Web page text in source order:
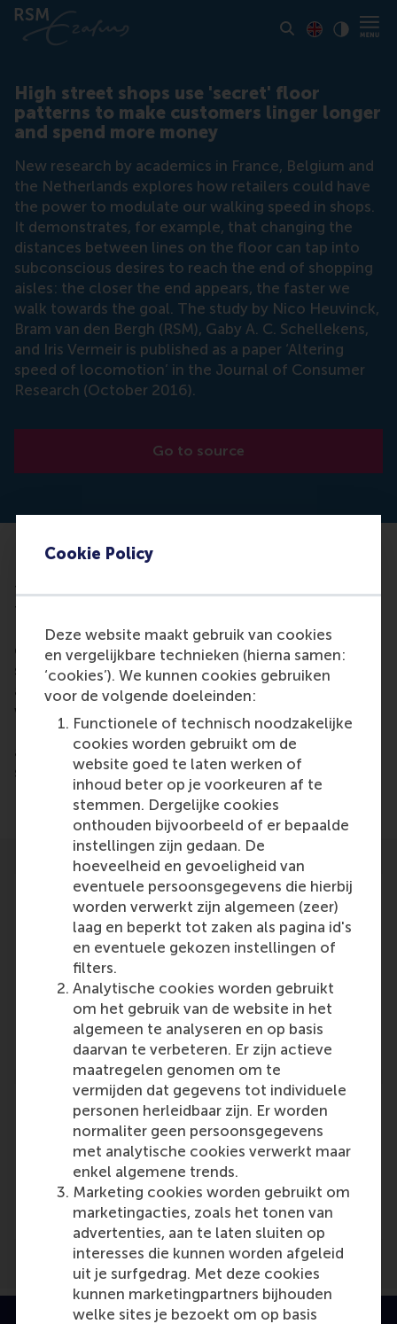
Cookie Policy
Deze website maakt gebruik van cookies
en vergelijkbare technieken (hierna samen:
‘cookies’). We kunnen cookies gebruiken
voor de volgende doeleinden:
Functionele of technisch noodzakelijke
cookies worden gebruikt om de
website goed te laten werken of
inhoud beter op je voorkeuren af te
stemmen. Dergelijke cookies
onthouden bijvoorbeeld of er bepaalde
instellingen zijn gedaan. De
hoeveelheid en gevoeligheid van
eventuele persoonsgegevens die hierbij
worden verwerkt zijn algemeen (zeer)
laag en beperkt tot zaken als pagina id's
en eventuele gekozen instellingen of
filters.
Analytische cookies worden gebruikt
om het gebruik van de website in het
algemeen te analyseren en op basis
daarvan te verbeteren. Er zijn actieve
maatregelen genomen om te
vermijden dat gegevens tot individuele
personen herleidbaar zijn. Er worden
normaliter geen persoonsgegevens
met analytische cookies verwerkt maar
enkel algemene trends.
Marketing cookies worden gebruikt om
marketingacties, zoals het tonen van
advertenties, aan te laten sluiten op
interesses die kunnen worden afgeleid
uit je surfgedrag. Met deze cookies
kunnen marketingpartners bijhouden
welke sites je bezoekt om op basis
High street shops use 'secret' floor
patterns to make customers linger longer
and spend more money
New research by academics in France, Belgium and
the Netherlands explores how retailers could have
the power to modulate our walking speed in shops.
It demonstrates, for example, that changing the
distances between lines on the floor can tap into
subconscious desires to reach the end of shopping
aisles: the closer the end appears, the faster we
walk towards the goal. The study by Nico Heuvinck,
Bram van den Bergh (RSM), Gaby A. C. Schellekens,
and Iris Vermeir is published as a paper ‘Altering
speed of locomotion’ in the Journal of Consumer
Research (October 2016).
Go to source
New research by academics in France, Belgium and
the Netherlands explores how retailers could have
the power to modulate our walking speed in shops.
It demonstrates, for example, that changing the
distances between lines on the floor can tap into
subconscious desires to reach the end of shopping
aisles: the closer the end appears, the faster we
walk towards the goal. The study by Nico Heuvinck,
Bram van den Bergh (RSM), Gaby A. C. Schellekens,
and Iris Vermeir is published as a paper ‘Altering
speed of locomotion’ in the Journal of Consumer
Research (October 2016).
Participants
Bram Van den Bergh
Role: Faculty
Reference type: Referenced
Media Outlets
Mail Online(Online)